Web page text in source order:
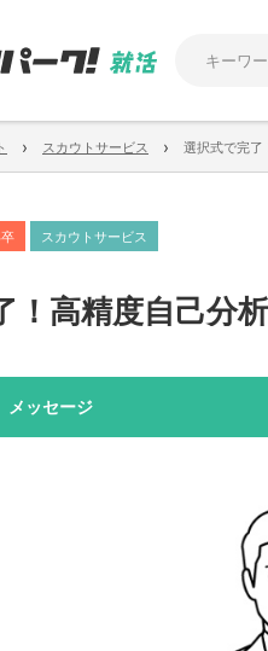
› スカウトサービス › 選択式で完了
スカウトサービス
！高精度自己分析
メッセージ